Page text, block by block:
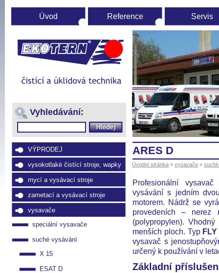
Úvodní
stránka
(Přejít
navigaci)
ARES D
Profesionální
vysávání s jedním
motorem. Nádrž se
provedeních – nerez
(polypropylen).
menších ploch. Typ FLY
vysavač s
určený k používání v
Základní
Vyhledávání:
VÝPRODEJ
vysokotlaké čistící stroje, wapky
mycí a vysávací stroje
zametací a vysávací stroje
vysavače
speciální vysavače
suché vysávání
X 15
ESAT D
Úvod Reference Servis
Úvodní stránka »vysavače »